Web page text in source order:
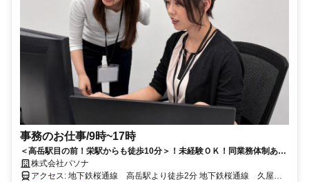
事務のお仕事/9時~17時
＜高岳駅目の前！栄駅からも徒歩10分＞！未経験ＯＫ！同業務体制あ
り・しっかりとした研修あります【長期】
株式会社パソナ
アクセス: 地下鉄桜通線 高岳駅より徒歩2分 地下鉄桜通線 久屋大